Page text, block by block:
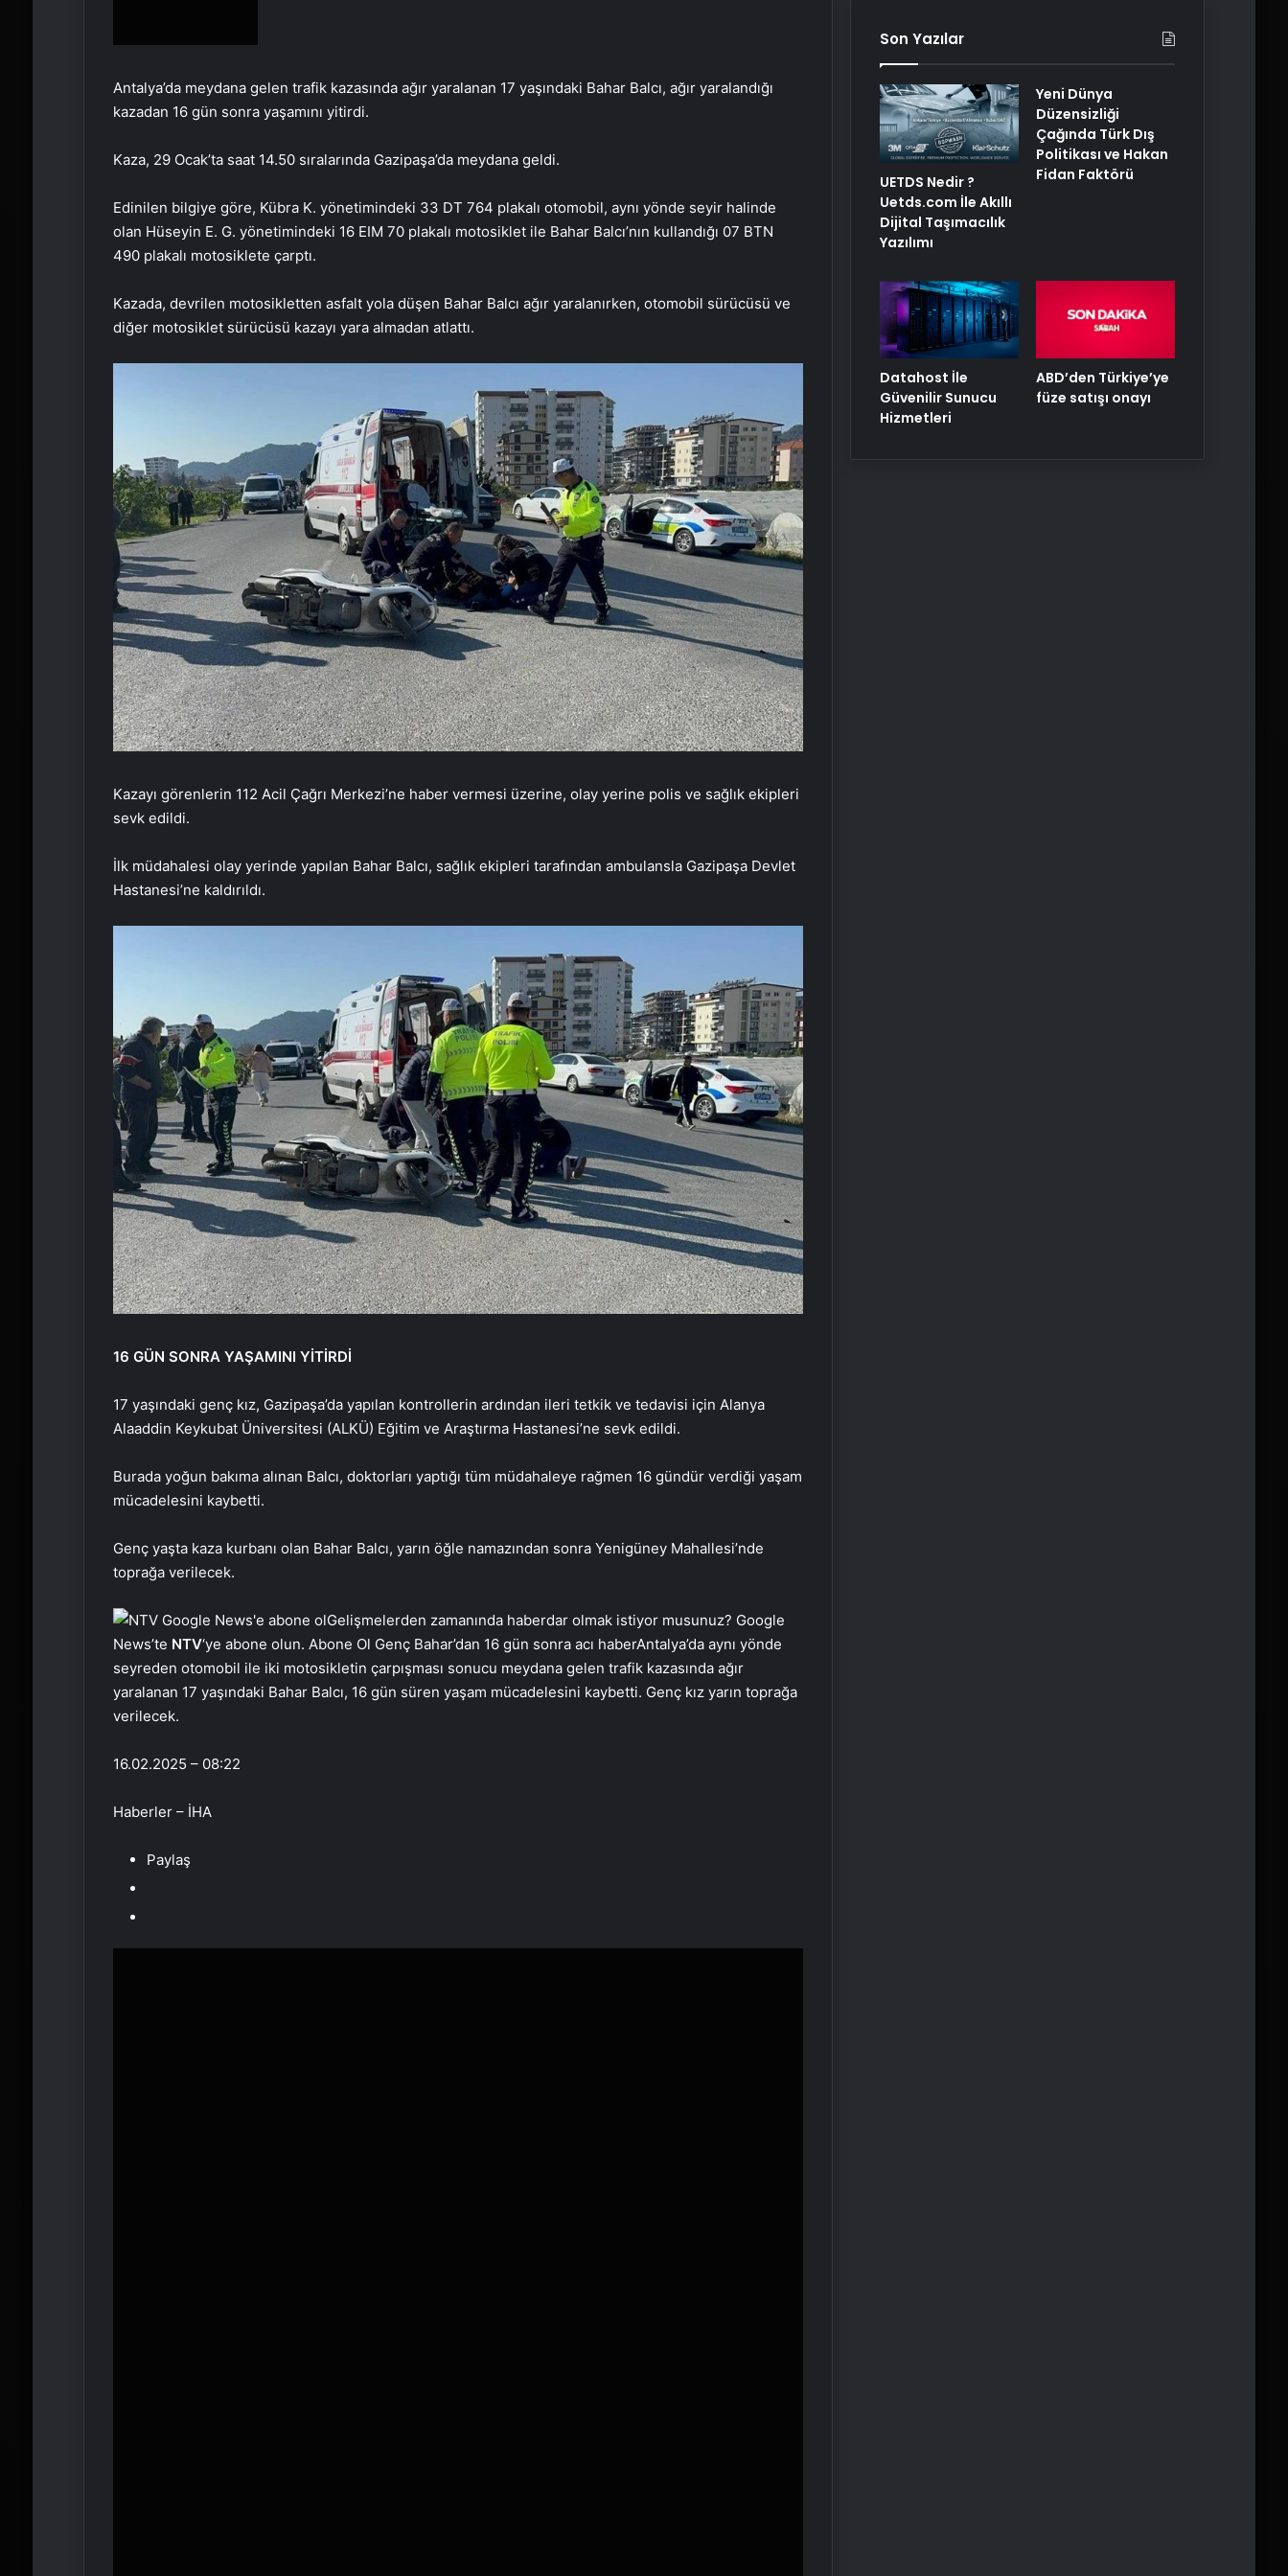
Antalya’da meydana gelen trafik kazasında ağır yaralanan 17 yaşındaki Bahar Balcı, ağır yaralandığı
kazadan 16 gün sonra yaşamını yitirdi.
Kaza, 29 Ocak’ta saat 14.50 sıralarında Gazipaşa’da meydana geldi.
Edinilen bilgiye göre, Kübra K. yönetimindeki 33 DT 764 plakalı otomobil, aynı yönde seyir halinde
olan Hüseyin E. G. yönetimindeki 16 EIM 70 plakalı motosiklet ile Bahar Balcı’nın kullandığı 07 BTN
490 plakalı motosiklete çarptı.
Kazada, devrilen motosikletten asfalt yola düşen Bahar Balcı ağır yaralanırken, otomobil sürücüsü ve
diğer motosiklet sürücüsü kazayı yara almadan atlattı.
Kazayı görenlerin 112 Acil Çağrı Merkezi’ne haber vermesi üzerine, olay yerine polis ve sağlık ekipleri
sevk edildi.
İlk müdahalesi olay yerinde yapılan Bahar Balcı, sağlık ekipleri tarafından ambulansla Gazipaşa Devlet
Hastanesi’ne kaldırıldı.
16 GÜN SONRA YAŞAMINI YİTİRDİ
17 yaşındaki genç kız, Gazipaşa’da yapılan kontrollerin ardından ileri tetkik ve tedavisi için Alanya
Alaaddin Keykubat Üniversitesi (ALKÜ) Eğitim ve Araştırma Hastanesi’ne sevk edildi.
Burada yoğun bakıma alınan Balcı, doktorları yaptığı tüm müdahaleye rağmen 16 gündür verdiği yaşam
mücadelesini kaybetti.
Genç yaşta kaza kurbanı olan Bahar Balcı, yarın öğle namazından sonra Yenigüney Mahallesi’nde
toprağa verilecek.
Gelişmelerden zamanında haberdar olmak istiyor musunuz? Google
News’te NTV‘ye abone olun. Abone Ol Genç Bahar’dan 16 gün sonra acı haberAntalya’da aynı yönde
seyreden otomobil ile iki motosikletin çarpışması sonucu meydana gelen trafik kazasında ağır
yaralanan 17 yaşındaki Bahar Balcı, 16 gün süren yaşam mücadelesini kaybetti. Genç kız yarın toprağa
verilecek.
16.02.2025 – 08:22
Haberler – İHA
Paylaş
Son Yazılar
UETDS Nedir ?
Uetds.com İle Akıllı
Dijital Taşımacılık
Yazılımı
Yeni Dünya
Düzensizliği
Çağında Türk Dış
Politikası ve Hakan
Fidan Faktörü
Datahost İle
Güvenilir Sunucu
Hizmetleri
ABD’den Türkiye’ye
füze satışı onayı